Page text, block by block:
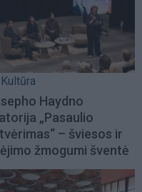
Kultūra
Haydno
„Pasaulio
– šviesos ir
žmogumi šventė